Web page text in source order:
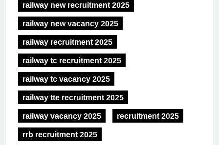
railway new recruitment 2025
railway new vacancy 2025
railway recruitment 2025
railway tc recruitment 2025
railway tc vacancy 2025
railway tte recruitment 2025
railway vacancy 2025
recruitment 2025
rrb recruitment 2025